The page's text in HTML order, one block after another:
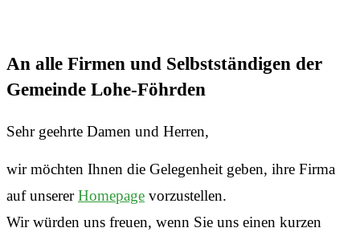
An alle Firmen und Selbstständigen der
Gemeinde Lohe-Föhrden
Sehr geehrte Damen und Herren,
wir möchten Ihnen die Gelegenheit geben, ihre Firma
auf unsererHomepage vorzustellen.
Wir würden uns freuen, wenn Sie uns einen kurzen